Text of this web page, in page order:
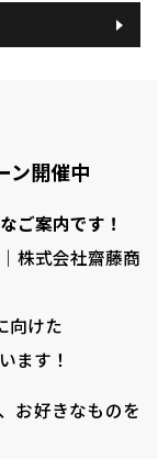
ン開催中
ご案内です！
株式会社齋藤商
向けた
ます！
お好きなものを